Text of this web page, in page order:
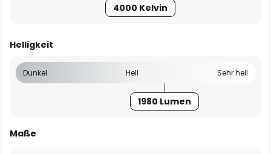
4000 Kelvin
Helligkeit
Dunkel Hell Sehr hell
1980 Lumen
Maße